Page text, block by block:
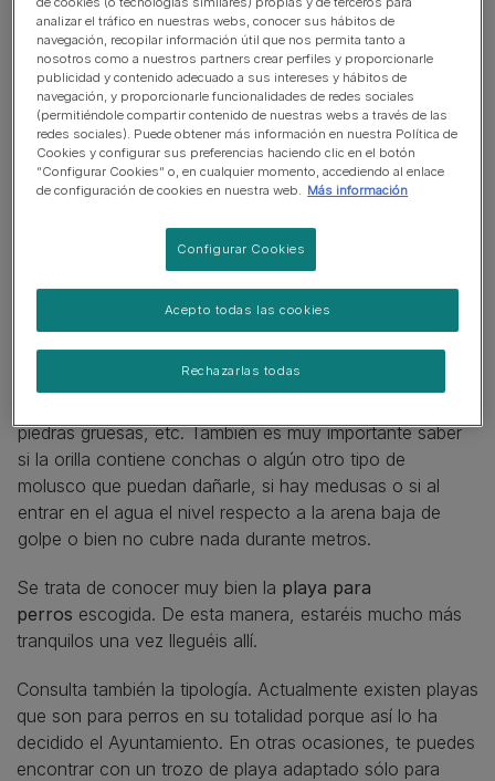
acertar con la playa más conveniente para ti y tu mejor
amigo.
Tras esto, infórmate también de cómo es la playa y sus
piedras gruesas, etc. También es muy importante saber
si la orilla contiene conchas o algún otro tipo de
molusco que puedan dañarle, si hay medusas o si al
entrar en el agua el nivel respecto a la arena baja de
golpe o bien no cubre nada durante metros.
Se trata de conocer muy bien la playa para
perros escogida. De esta manera, estaréis mucho más
tranquilos una vez lleguéis allí.
Consulta también la tipología. Actualmente existen playas
que son para perros en su totalidad porque así lo ha
decidido el Ayuntamiento. En otras ocasiones, te puedes
encontrar con un trozo de playa adaptado sólo para
analizar el tráfico en nuestras webs, conocer sus hábitos de
navegación, recopilar información útil que nos permita tanto a
nosotros como a nuestros partners crear perfiles y proporcionarle
publicidad y contenido adecuado a sus intereses y hábitos de
navegación, y proporcionarle funcionalidades de redes sociales
(permitiéndole compartir contenido de nuestras webs a través de las
redes sociales). Puede obtener más información en nuestra Política de
Cookies y configurar sus preferencias haciendo clic en el botón
“Configurar Cookies” o, en cualquier momento, accediendo al enlace
de configuración de cookies en nuestra web.
Más información
Configurar Cookies
Rechazarlas todas
Acepto todas las cookies